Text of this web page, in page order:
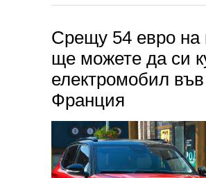
Срещу 54 евро на
ще можете да си
електромобил във
Франция